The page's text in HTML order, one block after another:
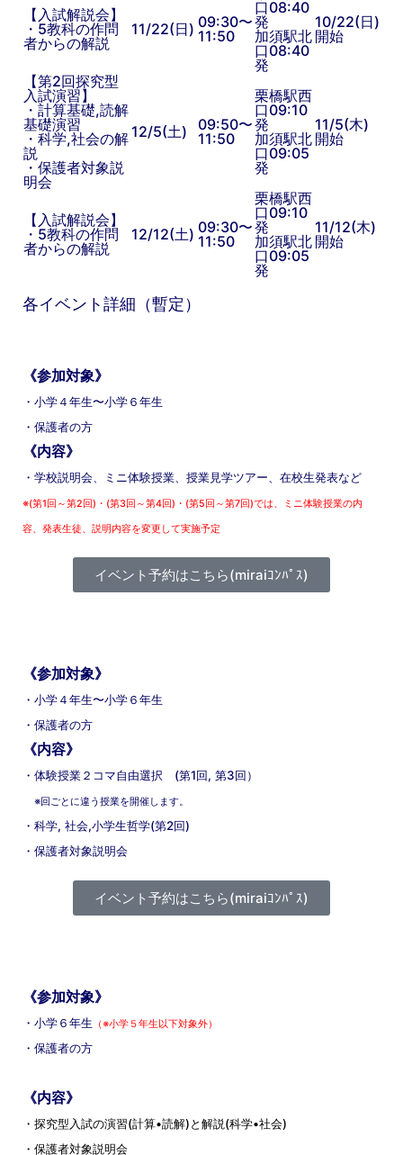
【入試解説会】
・5教科の作問
者からの解説
11/22(日) 09:30〜
11:50
口08:40
発
加須駅北
口08:40
発
10/22(日)
開始
【第2回探究型
入試演習】
・計算基礎,読解
基礎演習
・科学,社会の解
説
・保護者対象説
明会
12/5(土)
09:50〜
11:50
栗橋駅西
口09:10
発
加須駅北
口09:05
発
11/5(木)
開始
【入試解説会】
・5教科の作問
者からの解説
12/12(土) 09:30〜
11:50
栗橋駅西
口09:10
発
加須駅北
口09:05
発
11/12(木)
開始
各イベント詳細（暫定）
《参加対象》
・小学４年生〜小学６年生
・保護者の方
《内容》
・学校説明会、ミニ体験授業、授業見学ツアー、在校生発表など
※(第1回～第2回)・(第3回～第4回)・(第5回～第7回)では、ミニ体験授業の内
容、発表生徒、説明内容を変更して実施予定
イベント予約はこちら(miraiｺﾝﾊﾟｽ)
《参加対象》
・小学４年生〜小学６年生
・保護者の方
《内容》
・体験授業２コマ自由選択 (第1回, 第3回）
※回ごとに違う授業を開催します。
・科学, 社会,小学生哲学(第2回)
・保護者対象説明会
イベント予約はこちら(miraiｺﾝﾊﾟｽ)
《参加対象》
・小学６年生 （※小学５年生以下対象外）
・保護者の方
《内容》
・探究型入試の演習(計算•読解)と解説(科学•社会)
・保護者対象説明会